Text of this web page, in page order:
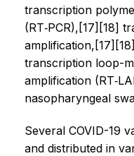
transcription
(RT‑PCR),[17][18]
transcription loop-
amplification
nasopharyngeal
Several COVID-19
and distributed in